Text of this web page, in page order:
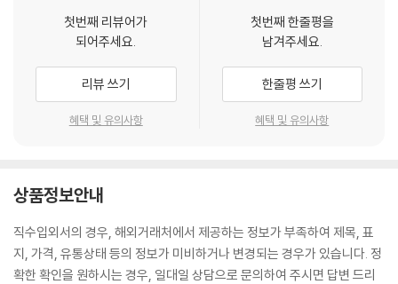
첫번째 리뷰어가
되어주세요.
리뷰 쓰기
혜택 및 유의사항
첫번째 한줄평을
남겨주세요.
한줄평 쓰기
혜택 및 유의사항
상품정보안내
직수입외서의 경우, 해외거래처에서 제공하는 정보가 부족하여 제목, 표
지, 가격, 유통상태 등의 정보가 미비하거나 변경되는 경우가 있습니다. 정
확한 확인을 원하시는 경우, 일대일 상담으로 문의하여 주시면 답변 드리